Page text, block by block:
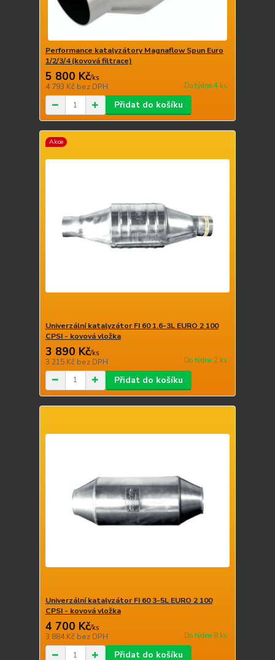
Performance katalyzátory Magnaflow Spun Euro
1/2/3/4 (kovová filtrace)
5 800 Kč/ks
4 793 Kč bez DPH Do týdne 4 ks
Přidat do košíku
Akce
Univerzální katalyzátor FI 60 1.6-3L EURO 2 100
CPSI - kovová vložka
3 890 Kč/ks
3 215 Kč bez DPH Do týdne 2 ks
Přidat do košíku
Univerzální katalyzátor FI 60 3-5L EURO 2 100
CPSI - kovová vložka
4 700 Kč/ks
3 884 Kč bez DPH Do týdne 8 ks
Přidat do košíku